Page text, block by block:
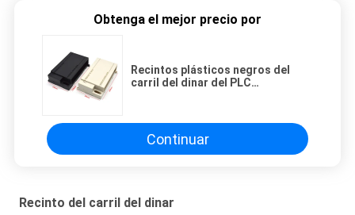
Obtenga el mejor precio por
Recintos plásticos negros del
carril del dinar del PLC
retransmisión
Continuar
Recinto del carril del dinar